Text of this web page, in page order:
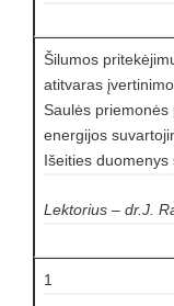
Šilumos
atitvaras
Saulės
energijos
Išeities duomenys
Lektorius – dr.J.
1